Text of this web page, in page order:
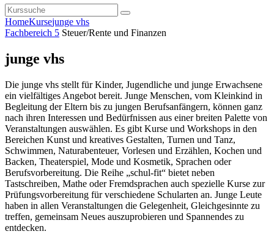
HomeKursejunge vhs
Fachbereich 5 Steuer/Rente und Finanzen
junge vhs
Die junge vhs stellt für Kinder, Jugendliche und junge Erwachsene
ein vielfältiges Angebot bereit. Junge Menschen, vom Kleinkind in
Begleitung der Eltern bis zu jungen Berufsanfängern, können ganz
nach ihren Interessen und Bedürfnissen aus einer breiten Palette von
Veranstaltungen auswählen. Es gibt Kurse und Workshops in den
Bereichen Kunst und kreatives Gestalten, Turnen und Tanz,
Schwimmen, Naturabenteuer, Vorlesen und Erzählen, Kochen und
Backen, Theaterspiel, Mode und Kosmetik, Sprachen oder
Berufsvorbereitung. Die Reihe „schul-fit“ bietet neben
Tastschreiben, Mathe oder Fremdsprachen auch spezielle Kurse zur
Prüfungsvorbereitung für verschiedene Schularten an. Junge Leute
haben in allen Veranstaltungen die Gelegenheit, Gleichgesinnte zu
treffen, gemeinsam Neues auszuprobieren und Spannendes zu
entdecken.